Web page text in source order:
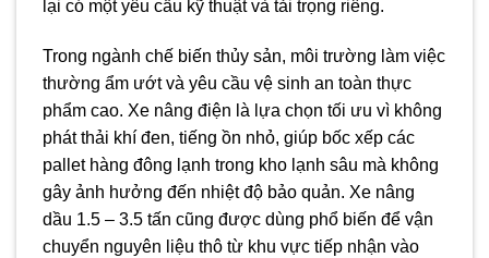
lại có một yêu cầu kỹ thuật và tải trọng riêng.
Trong ngành chế biến thủy sản, môi trường làm việc
thường ẩm ướt và yêu cầu vệ sinh an toàn thực
phẩm cao. Xe nâng điện là lựa chọn tối ưu vì không
phát thải khí đen, tiếng ồn nhỏ, giúp bốc xếp các
pallet hàng đông lạnh trong kho lạnh sâu mà không
gây ảnh hưởng đến nhiệt độ bảo quản. Xe nâng
dầu 1.5 – 3.5 tấn cũng được dùng phổ biến để vận
chuyển nguyên liệu thô từ khu vực tiếp nhận vào